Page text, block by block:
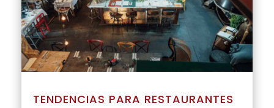
TENDENCIAS PARA RESTAURANTES